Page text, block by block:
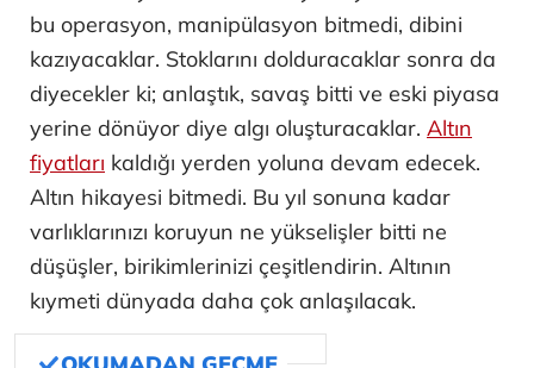
bu operasyon, manipülasyon bitmedi, dibini
kazıyacaklar. Stoklarını dolduracaklar sonra da
diyecekler ki; anlaştık, savaş bitti ve eski piyasa
yerine dönüyor diye algı oluşturacaklar. Altın
fiyatları kaldığı yerden yoluna devam edecek.
Altın hikayesi bitmedi. Bu yıl sonuna kadar
varlıklarınızı koruyun ne yükselişler bitti ne
düşüşler, birikimlerinizi çeşitlendirin. Altının
kıymeti dünyada daha çok anlaşılacak.